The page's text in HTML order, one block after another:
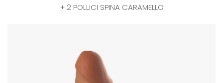
+ 2 POLLICI SPINA CARAMELLO